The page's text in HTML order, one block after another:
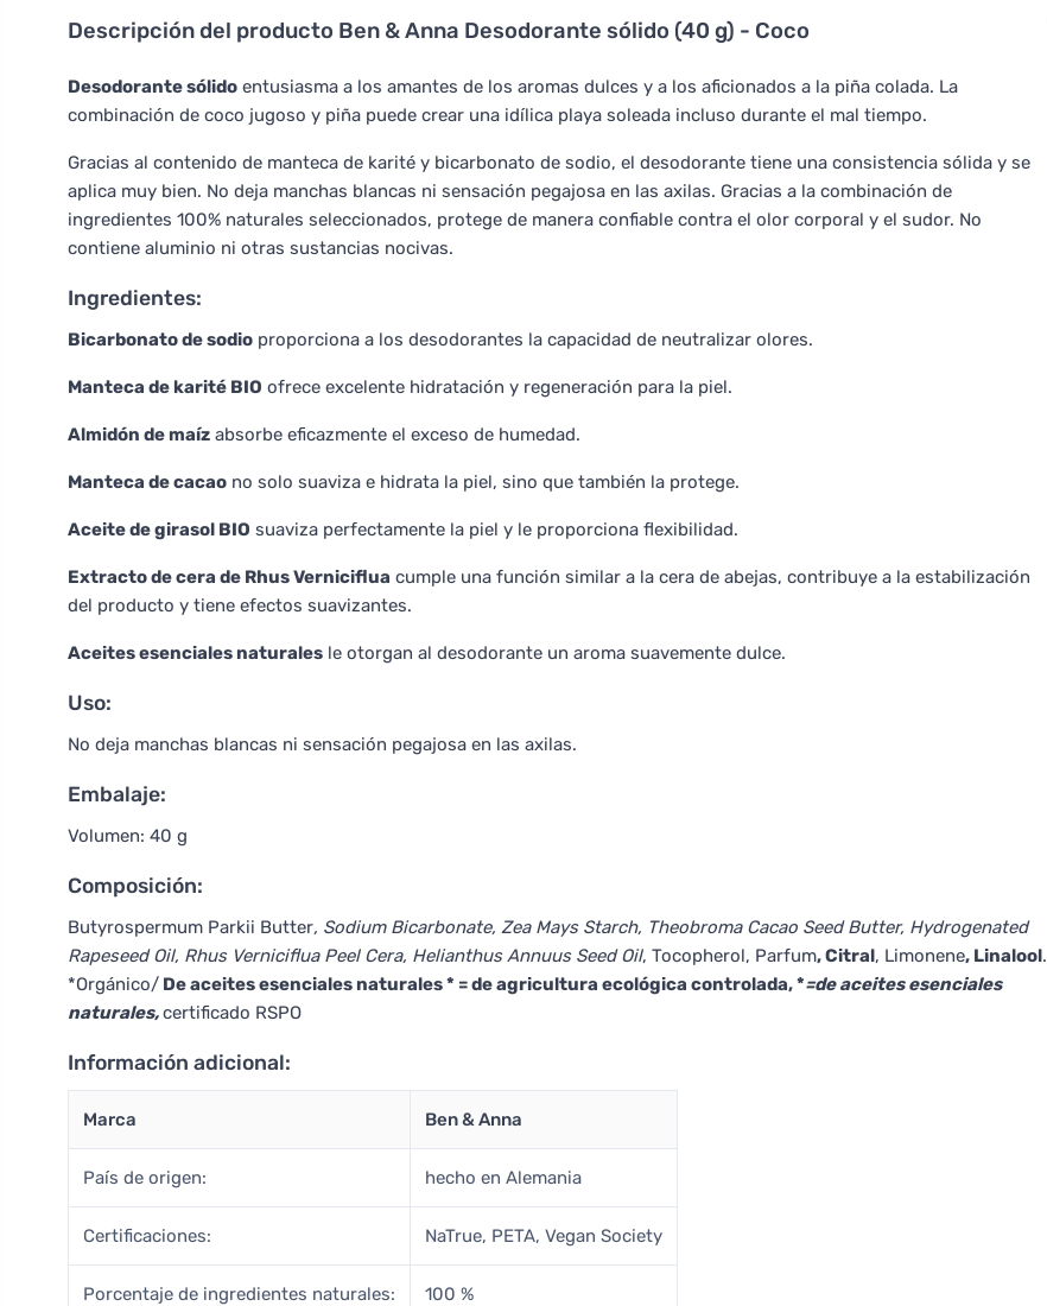
Descripción del producto Ben & Anna Desodorante sólido (40 g) - Coco
Desodorante sólido entusiasma a los amantes de los aromas dulces y a los aficionados a la piña colada. La
combinación de coco jugoso y piña puede crear una idílica playa soleada incluso durante el mal tiempo.
Gracias al contenido de manteca de karité y bicarbonato de sodio, el desodorante tiene una consistencia sólida y se
aplica muy bien. No deja manchas blancas ni sensación pegajosa en las axilas. Gracias a la combinación de
ingredientes 100% naturales seleccionados, protege de manera confiable contra el olor corporal y el sudor. No
contiene aluminio ni otras sustancias nocivas.
Ingredientes:
Bicarbonato de sodio proporciona a los desodorantes la capacidad de neutralizar olores.
Manteca de karité BIO ofrece excelente hidratación y regeneración para la piel.
Almidón de maíz absorbe eficazmente el exceso de humedad.
Manteca de cacao no solo suaviza e hidrata la piel, sino que también la protege.
Aceite de girasol BIO suaviza perfectamente la piel y le proporciona flexibilidad.
Extracto de cera de Rhus Verniciflua cumple una función similar a la cera de abejas, contribuye a la estabilización
del producto y tiene efectos suavizantes.
Aceites esenciales naturales le otorgan al desodorante un aroma suavemente dulce.
Uso:
No deja manchas blancas ni sensación pegajosa en las axilas.
Embalaje:
Volumen: 40 g
Composición:
Butyrospermum Parkii Butter, Sodium Bicarbonate, Zea Mays Starch, Theobroma Cacao Seed Butter, Hydrogenated
Rapeseed Oil, Rhus Verniciflua Peel Cera, Helianthus Annuus Seed Oil, Tocopherol, Parfum, Citral, Limonene, Linalool.
*Orgánico/ De aceites esenciales naturales * = de agricultura ecológica controlada, *=de aceites esenciales
naturales,certificado RSPO
Información adicional:
Marca Ben & Anna
País de origen: hecho en Alemania
Certificaciones: NaTrue, PETA, Vegan Society
Porcentaje de ingredientes naturales: 100 %